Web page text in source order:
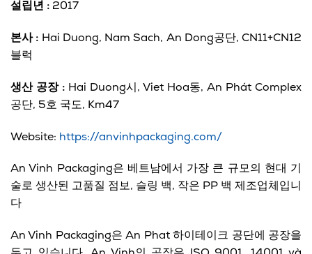
설립년 : 2017
본사 : Hai Duong, Nam Sach, An Dong공단, CN11+CN12
블럭
생산 공장 :Hai Duong시, Viet Hoa동, An Phát Complex
공단, 5호 국도, Km47
Website: https://anvinhpackaging.com/
An Vinh Packaging은 베트남에서 가장 큰 규모의 현대 기
술로 생산된 고품질 점보, 슬링 백, 작은 PP 백 제조업체입니
다
An Vinh Packaging은 An Phat 하이테이크 공단에 공장을